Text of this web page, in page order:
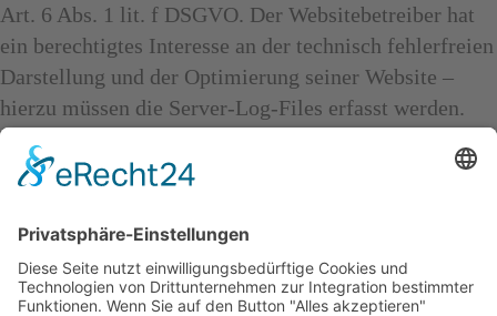
Art. 6 Abs. 1 lit. f DSGVO. Der Websitebetreiber hat
ein berechtigtes Interesse an der technisch fehlerfreien
Darstellung und der Optimierung seiner Website –
hierzu müssen die Server-Log-Files erfasst werden.
Kontaktformular
Wenn Sie uns per Kontaktformular Anfragen
zukommen lassen, werden Ihre Angaben aus dem
Anfrageformular inklusive der von Ihnen dort